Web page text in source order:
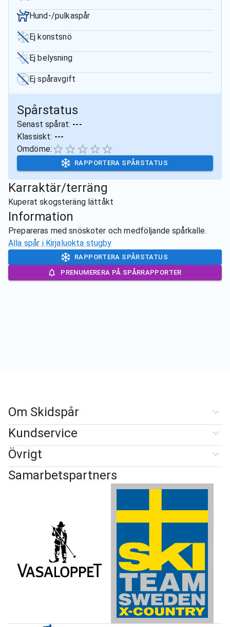
Hund-/pulkaspår
Ej konstsnö
Ej belysning
Ej spåravgift
Spårstatus
Senast spårat: ---
Klassiskt: ---
Omdöme:
RAPPORTERA SPÅRSTATUS
Karraktär/terräng
Kuperat skogsteräng lättåkt
Information
Prepareras med snöskoter och medföljande spårkalle.
Alla spår i Kirjaluokta stugby
RAPPORTERA SPÅRSTATUS
PRENUMERERA PÅ SPÅRRAPPORTER
Om Skidspår
Kundservice
Övrigt
Samarbetspartners